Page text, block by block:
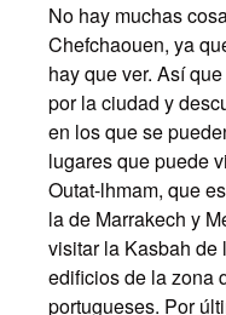
No hay muchas
Chefchaouen, ya
hay que ver. Así
por la ciudad y
en los que se
lugares que puede
Outat-lhmam, que
la de Marrakech y
visitar la Kasbah de
edificios de la zona
portugueses. Por